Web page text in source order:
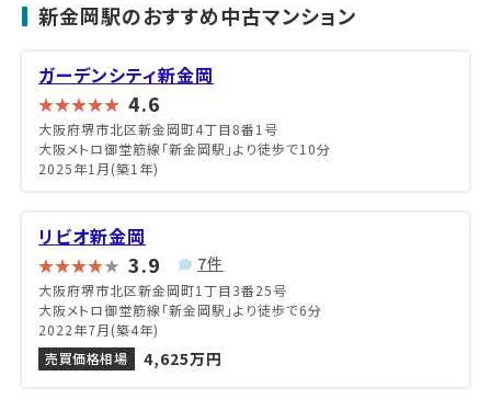
新金岡駅のおすすめ中古マンション
ガーデンシティ新金岡
4.6
大阪府堺市北区新金岡町4丁目8番1号
大阪メトロ御堂筋線「新金岡駅」より徒歩で10分
2025年1月(築1年)
リビオ新金岡
3.9 7件
大阪府堺市北区新金岡町1丁目3番25号
大阪メトロ御堂筋線「新金岡駅」より徒歩で6分
2022年7月(築4年)
売買価格相場
4,625万円